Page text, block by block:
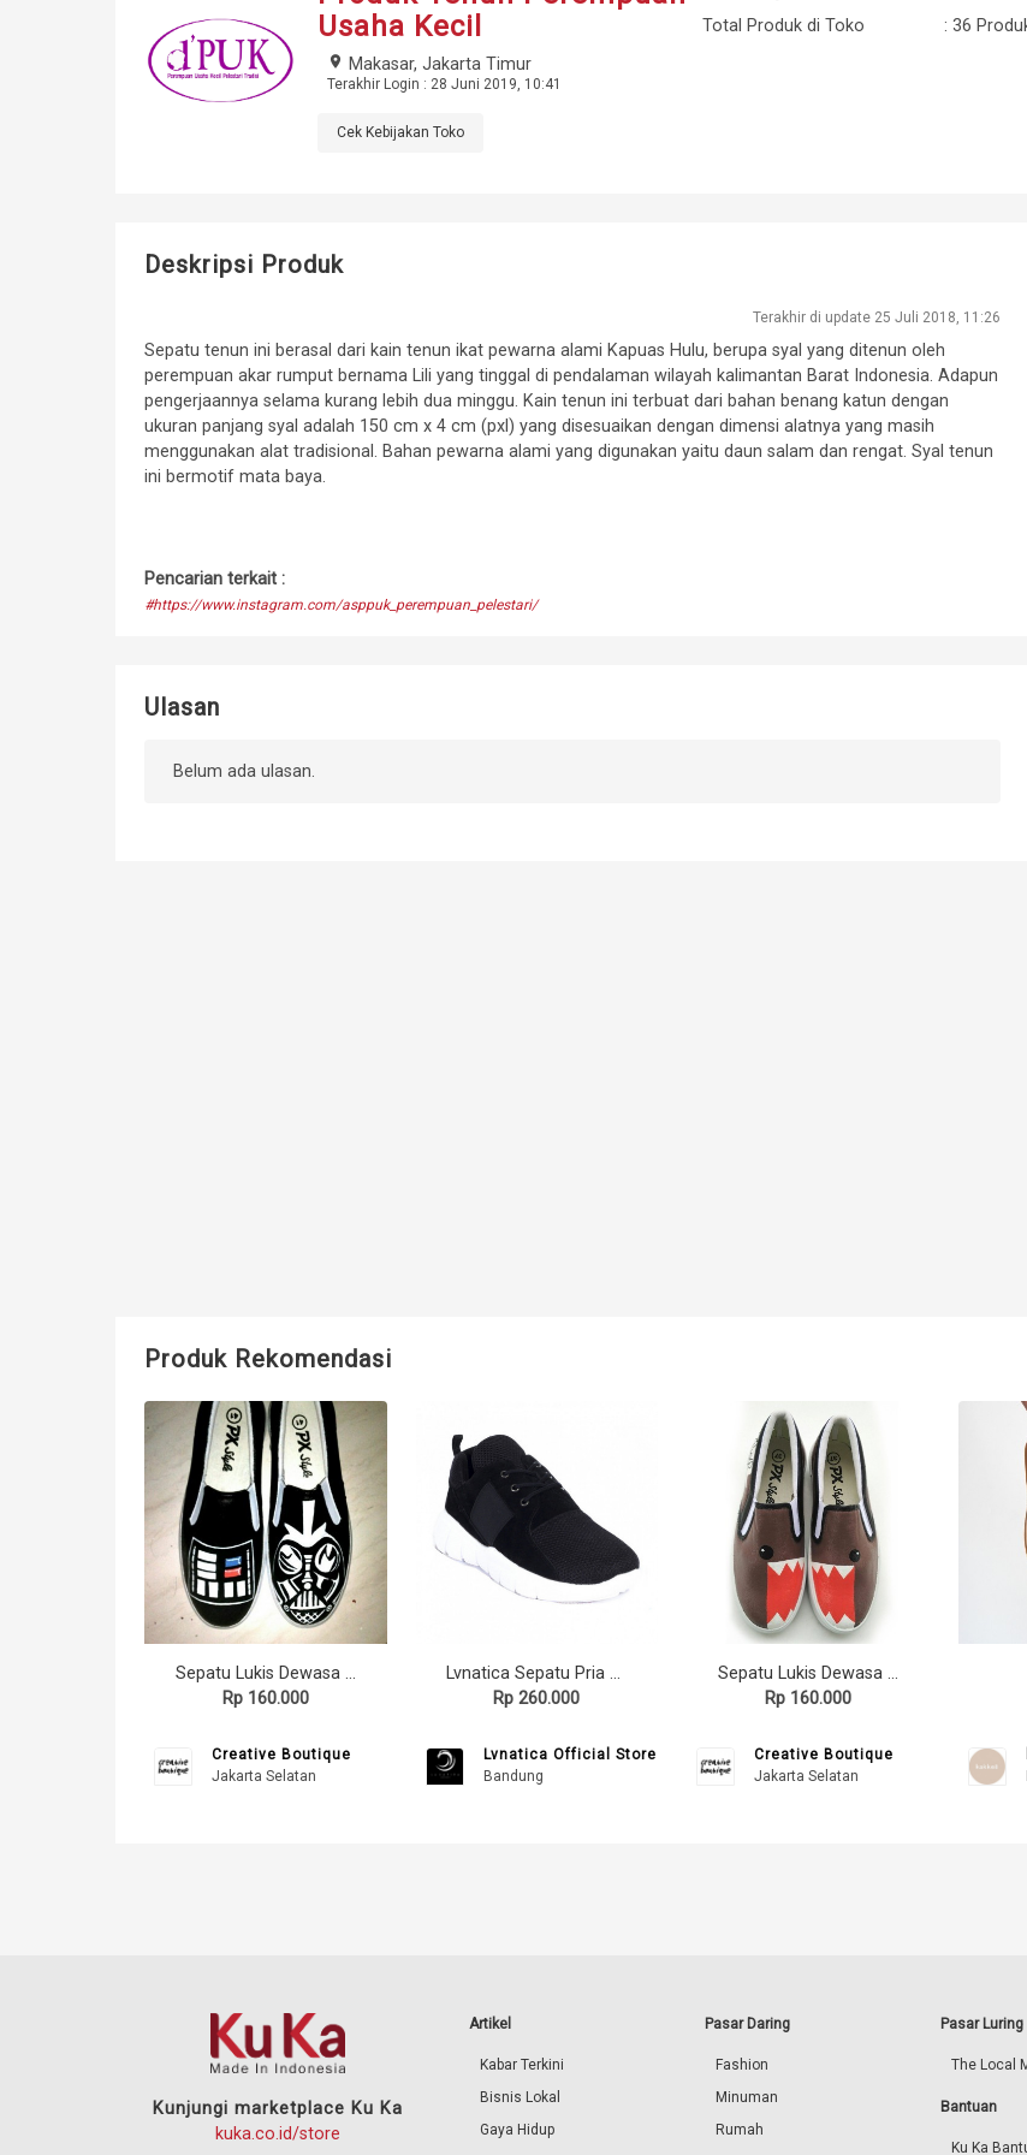
Usaha Kecil
place Makasar, Jakarta Timur
Terakhir Login : 28 Juni 2019, 10:41
Cek Kebijakan Toko
Total Produk di Toko
: 36
Deskripsi Produk
Terakhir di update 25 Juli 2018, 11:26
Sepatu tenun ini berasal dari kain tenun ikat pewarna alami Kapuas Hulu, berupa syal yang ditenun oleh
perempuan akar rumput bernama Lili yang tinggal di pendalaman wilayah kalimantan Barat Indonesia. Adapun
pengerjaannya selama kurang lebih dua minggu. Kain tenun ini terbuat dari bahan benang katun dengan
ukuran panjang syal adalah 150 cm x 4 cm (pxl) yang disesuaikan dengan dimensi alatnya yang masih
menggunakan alat tradisional. Bahan pewarna alami yang digunakan yaitu daun salam dan rengat. Syal tenun
ini bermotif mata baya.
Pencarian terkait :
#https://www.instagram.com/asppuk_perempuan_pelestari/
Ulasan
Belum ada ulasan.
Produk Rekomendasi
Sepatu Lukis Dewasa Darth Vader (Star Wars)
Rp 160.000
Creative Boutique
Jakarta Selatan
Lvnatica Sepatu Pria Kasual Flavio Black Sneakers Shoes
Rp 260.000
Lvnatica Official Store
Bandung
Sepatu Lukis Dewasa Domo Kun
Rp 160.000
Creative Boutique
Jakarta Selatan
Kunjungi marketplace Ku Ka
kuka.co.id/store
Artikel
Kabar Terkini
Bisnis Lokal
Gaya Hidup
Pasar Daring
Fashion
Minuman
Rumah
Pasar Luring
The Local
Bantuan
Ku Ka